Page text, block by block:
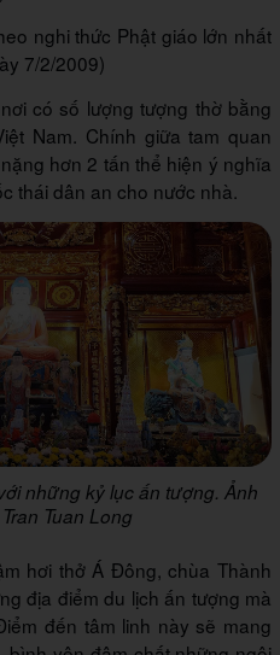
nghi thức Phật giáo lớn nhất
7/2/2009)
có số lượng tượng thờ bằng
Nam. Chính giữa tam quan
hơn 2 tấn thể hiện ý nghĩa
thái dân an cho nước nhà.
những kỷ lục ấn tượng. Ảnh
Tuan Long
hơi thở Á Đông, chùa Thành
địa điểm du lịch ấn tượng mà
đến tâm linh này sẽ mang